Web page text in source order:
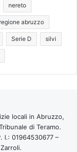
nereto
regione abruzzo
Serie D silvi
locali in Abruzzo,
di Teramo.
I.: 01964530677 –